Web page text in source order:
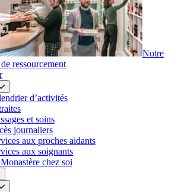
Notre
ressourcement
d’activités
et soins
journaliers
aux proches aidants
aux soignants
chez soi